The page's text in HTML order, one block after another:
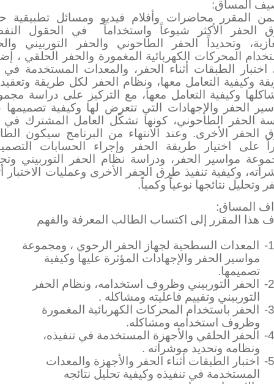
المساق:
المقرر محاضرات وأفلام فيديو ومسائل تطبيقية
الحفر الأكثر شيوعاً واستخداماً
في الحقول
وتحديداً الحفر الطاحوني والحفر التوربيني
المحركات الكهربائية المغمورة والحفر الحلقي ،
اختبار الطبقات أثناء الحفر، والمعدات المستخدمة
وكيفية التعامل معها، ونظام الحفر لكل طريقة
وكيفية التعامل معها، مع التركيز على دراسة
الحفر والإجهادات التي تتعرض لها وكيفية تصميمها
الحفر الطاحوني، كونها تشكّل العامل المشترك
الحفر الأخرى. وعند الانتهاء من البرنامج سيكون
على اختيار طريقة الحفر وإجراء الحسابات
مواسير الحفر، ودراسة نظام الحفر التوربيني
وكيفية تنفيذ طرق الحفر الأخرى وعمليات الاختبار
وتحليل نتائجها نوعياً وكمياً.
المساق:
هذا المقرر إلى اكتساب الطالب المعرفة والفهم
المعدات السطحية لجهاز الحفر الرحوي ، ومجموعة
مواسير الحفر والإجهادات المؤثرة عليها وكيفية
تصميمها.
الحفر التوربيني وظروف استخدامه، ونظام الحفر
التوربيني وتقييم فاعليته ومشاكله .
الحفر باستخدام المحركات الكهربائية المغمورة
وظروف استخدامه ومشاكله.
الحفر الحلقي والأجهزة المستخدمة في تنفيذه،
ونظامه وتحديد موشراته .
اختبار الطبقات أثناء الحفر والأجهزة والمعدات
المستخدمة في تنفيذه وكيفية تحليل نتائجه